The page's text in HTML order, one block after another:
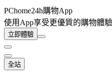
PChome24h購物App
使用App享受更優質的購物體驗
立即體驗
全站